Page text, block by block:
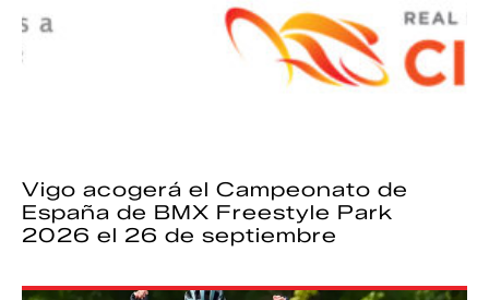
Vigo acogerá el Campeonato de
España de BMX Freestyle Park
2026 el 26 de septiembre